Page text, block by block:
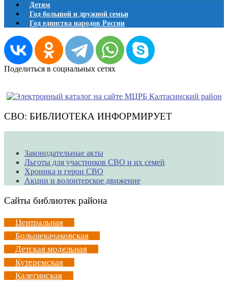
Детям
Год большой и дружной семьи
Год единства народов России
Поделиться в социальных сетях
СВО: БИБЛИОТЕКА ИНФОРМИРУЕТ
Законодательные акты
Льготы для участников СВО и их семей
Хроника и герои СВО
Акции и волонтерское движение
Сайты библиотек района
Центральная
Большекачаковская
Детская модельная
Кутеремская
Калегинская